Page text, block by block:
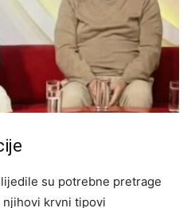
su potrebne pretrage
njihovi krvni tipovi